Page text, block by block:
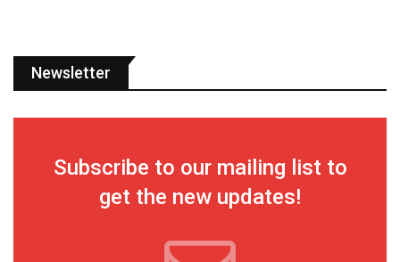
Newsletter
Subscribe to our mailing list to
get the new updates!